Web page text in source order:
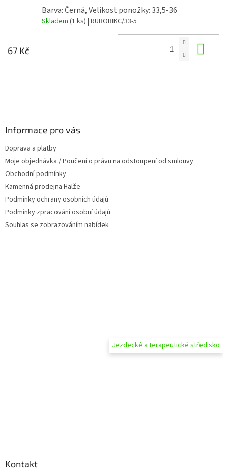
Barva: Černá, Velikost ponožky: 33,5-36
Skladem (1 ks) | RUBOBIKC/33-5
67 Kč
Informace pro vás
Doprava a platby
Moje objednávka / Poučení o právu na odstoupení od smlouvy
Obchodní podmínky
Kamenná prodejna Halže
Podmínky ochrany osobních údajů
Podmínky zpracování osobní údajů
Souhlas se zobrazováním nabídek
Jezdecké a terapeutické středisko
Kontakt